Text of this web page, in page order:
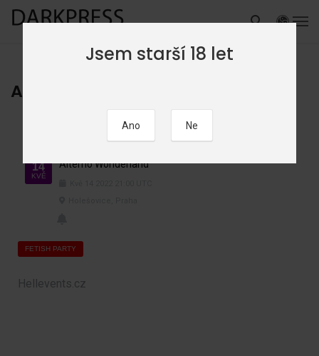
Alterno Wonderland
14
KVĚ
Alterno Wonderland
FETISH PARTY
Hellevents.cz
Jsem starší 18 let